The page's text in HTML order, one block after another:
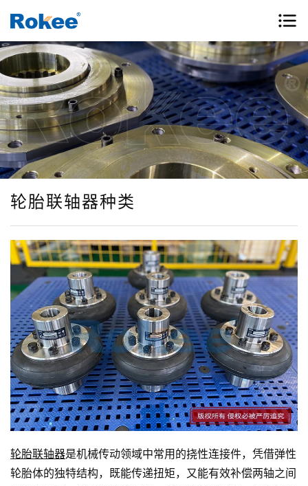
轮胎联轴器种类
轮胎联轴器是机械传动领域中常用的挠性连接件，凭借弹性
轮胎体的独特结构，既能传递扭矩，又能有效补偿两轴之间